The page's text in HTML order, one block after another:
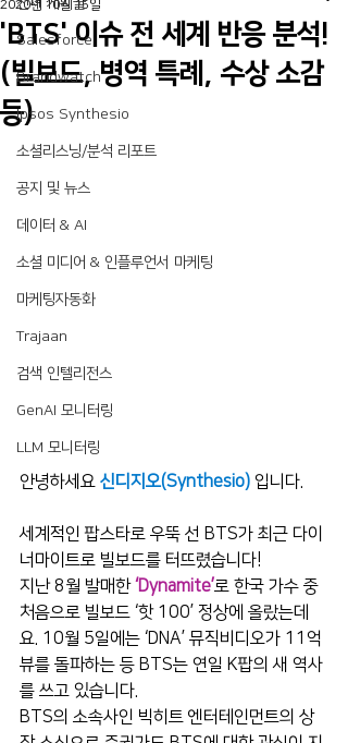
Salesforce
Brandwatch
Ipsos Synthesio
소셜리스닝/분석 리포트
공지 및 뉴스
데이터 & AI
소셜 미디어 & 인플루언서 마케팅
마케팅자동화
Trajaan
검색 인텔리전스
GenAI 모니터링
LLM 모니터링
'BTS' 이슈 전 세계 반응 분석!
(빌보드, 병역 특례, 수상 소감
등)
2020년 10월 15일
안녕하세요 신디지오(Synthesio) 입니다.
세계적인 팝스타로 우뚝 선 BTS가 최근 다이
너마이트로 빌보드를 터뜨렸습니다!
지난 8월 발매한 ‘Dynamite’로 한국 가수 중
처음으로 빌보드 ‘핫 100’ 정상에 올랐는데
요. 10월 5일에는 ‘DNA’ 뮤직비디오가 11억
뷰를 돌파하는 등 BTS는 연일 K팝의 새 역사
를 쓰고 있습니다.
BTS의 소속사인 빅히트 엔터테인먼트의 상